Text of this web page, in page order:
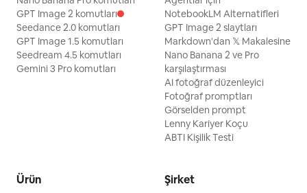
GPT Image 2 komutları
Seedance 2.0 komutları
GPT Image 1.5 komutları
Seedream 4.5 komutları
Gemini 3 Pro komutları
NotebookLM Alternatifleri
GPT Image 2 slaytları
Markdown'dan 𝕏 Makalesine
Nano Banana 2 ve Pro
karşılaştırması
AI fotoğraf düzenleyici
Fotoğraf promptları
Görselden prompt
Lenny Kariyer Koçu
ABTI Kişilik Testi
Ürün Şirket